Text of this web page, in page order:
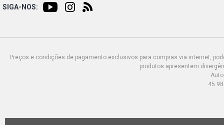
SIGA-NOS:
Preços e condições de pagamento exclusivos para compras via internet,
produtos apresentem